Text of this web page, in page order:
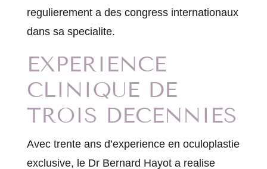
regulierement a des congress internationaux
dans sa specialite.
EXPERIENCE
CLINIQUE DE
TROIS DECENNIES
Avec trente ans d’experience en oculoplastie
exclusive, le Dr Bernard Hayot a realise